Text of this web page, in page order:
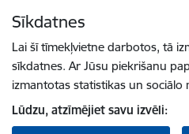
Sīkdatnes
Lai šī tīmekļvietne darbotos, tā
sīkdatnes. Ar Jūsu piekrišanu
izmantotas statistikas un sociālo
Lūdzu, atzīmējiet savu izvēli: